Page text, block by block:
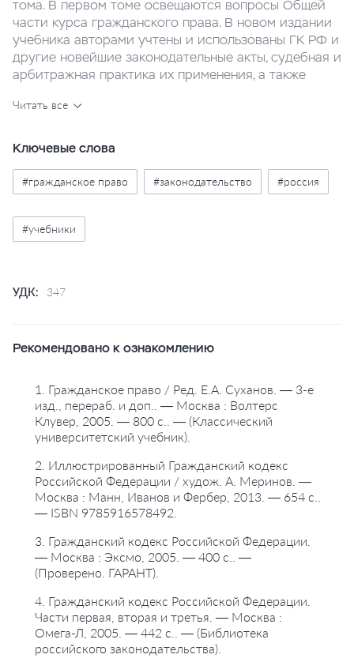
тома. В первом томе освещаются вопросы Общей
части курса гражданского права. В новом издании
учебника авторами учтены и использованы ГК РФ и
другие новейшие законодательные акты, судебная и
арбитражная практика их применения, а также
отечественных цивилистов. В конце каждой главы
Каждый том учебника снабжен Алфавитно-
"Классический университетский учебник".
Рекомендован Министерством образования и науки
РФ в качестве учебника для студентов высших
учебных заведений, обучающихся по юридическим
управления и правоохранительных органов, других
Читать все
Ключевые слова
#гражданское право #законодательство #россия
#учебники
УДК: 347
Рекомендовано к ознакомлению
1. Гражданское право / Ред. Е.А. Суханов. — 3-е
изд., перераб. и доп.. — Москва : Волтерс
Клувер, 2005. — 800 с.. — (Классический
университетский учебник).
2. Иллюстрированный Гражданский кодекс
Российской Федерации / худож. А. Меринов. —
Москва : Манн, Иванов и Фербер, 2013. — 654 с..
— ISBN 9785916578492.
3. Гражданский кодекс Российской Федерации.
— Москва : Эксмо, 2005. — 400 с.. —
(Проверено. ГАРАНТ).
4. Гражданский кодекс Российской Федерации.
Части первая, вторая и третья. — Москва :
Омега-Л, 2005. — 442 с.. — (Библиотека
российского законодательства).